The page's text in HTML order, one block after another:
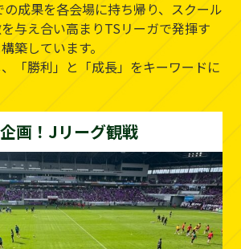
の成果を各会場に持ち帰り、スクール
与え合い高まりTSリーガで発揮す
築しています。
「勝利」と「成長」をキーワードに
画！Jリーグ観戦